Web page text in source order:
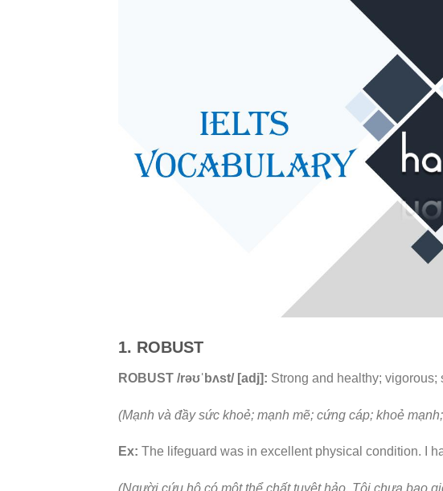
1. ROBUST
ROBUST /rəʊˈbʌst/ [adj]: Strong and healthy; vigorous;
(Mạnh và đầy sức khoẻ; mạnh mẽ; cứng cáp; khoẻ
Ex: The lifeguard was in excellent physical condition. I